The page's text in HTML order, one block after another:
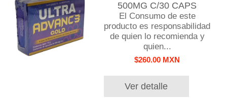
500MG C/30 CAPS
El Consumo de este
producto es responsabilidad
de quien lo recomienda y
quien...
$260.00 MXN
Ver detalle